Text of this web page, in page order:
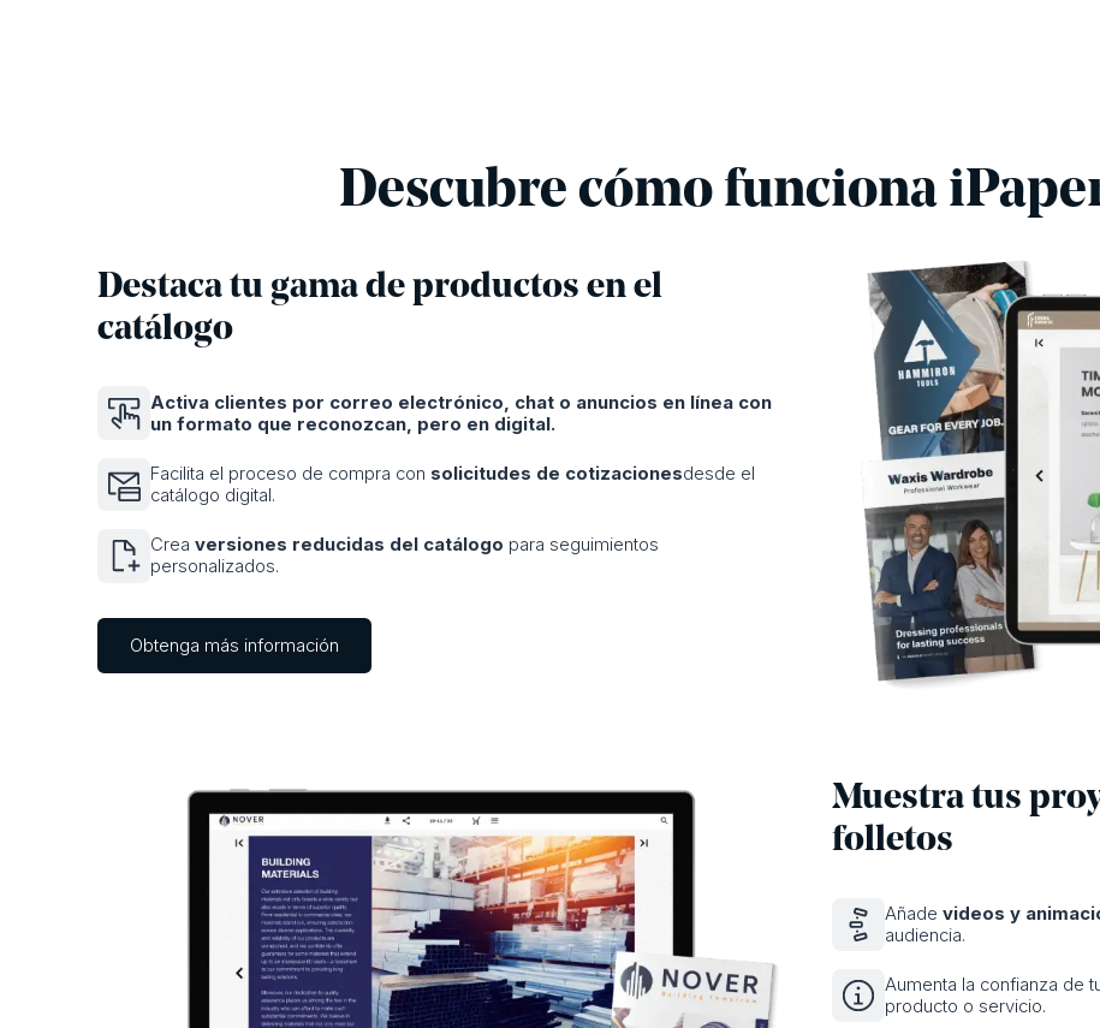
Descubre cómo funciona
Destaca tu gama de productos en el
catálogo
Activa clientes por correo electrónico, chat o anuncios en línea con
un formato que reconozcan, pero en digital.
Facilita el proceso de compra con solicitudes de cotizacionesdesde el
catálogo digital.
Creaversiones reducidas del catálogo para seguimientos
personalizados.
Obtenga más información
Muestra tus
folletos
Añadevideos y
audiencia.
Aumenta la confianza de
producto o servicio.